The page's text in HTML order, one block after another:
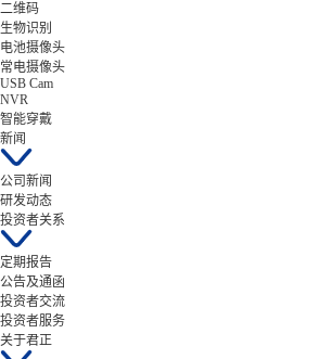
二维码
生物识别
电池摄像头
常电摄像头
USB Cam
NVR
智能穿戴
新闻
公司新闻
研发动态
投资者关系
定期报告
公告及通函
投资者交流
投资者服务
关于君正